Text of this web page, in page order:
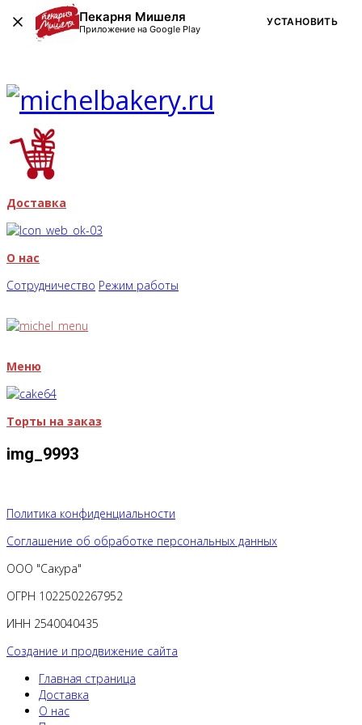
Доставка
О нас
Сотрудничество Режим работы
Меню
Торты на заказ
img_9993
Политика конфиденциальности
Соглашение об обработке персональных данных
ООО "Сакура"
ОГРН 1022502267952
ИНН 2540040435
Создание и продвижение сайта
Главная страница
Доставка
О нас
Пекарня Мишеля
Приложение на Google Play
УСТАНОВИТЬ